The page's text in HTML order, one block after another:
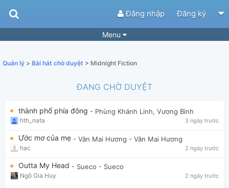
Đăng nhập Đăng ký
Menu
Tìm theo hợp âm Tải ứng dụng
Yêu cầu hợp âm
Tắt quảng cáo
Quản lý > Bài hát chờ duyệt > Midnight Fiction
ĐANG CHỜ DUYỆT
thành phố phía đông - Phùng Khánh Linh, Vương Bình
hth_nata 3 ngày trước
Ước mơ của mẹ - Văn Mai Hương - Văn Mai Hương
hac 2 ngày trước
Outta My Head - Sueco - Sueco
Ngô Gia Huy 2 ngày trước